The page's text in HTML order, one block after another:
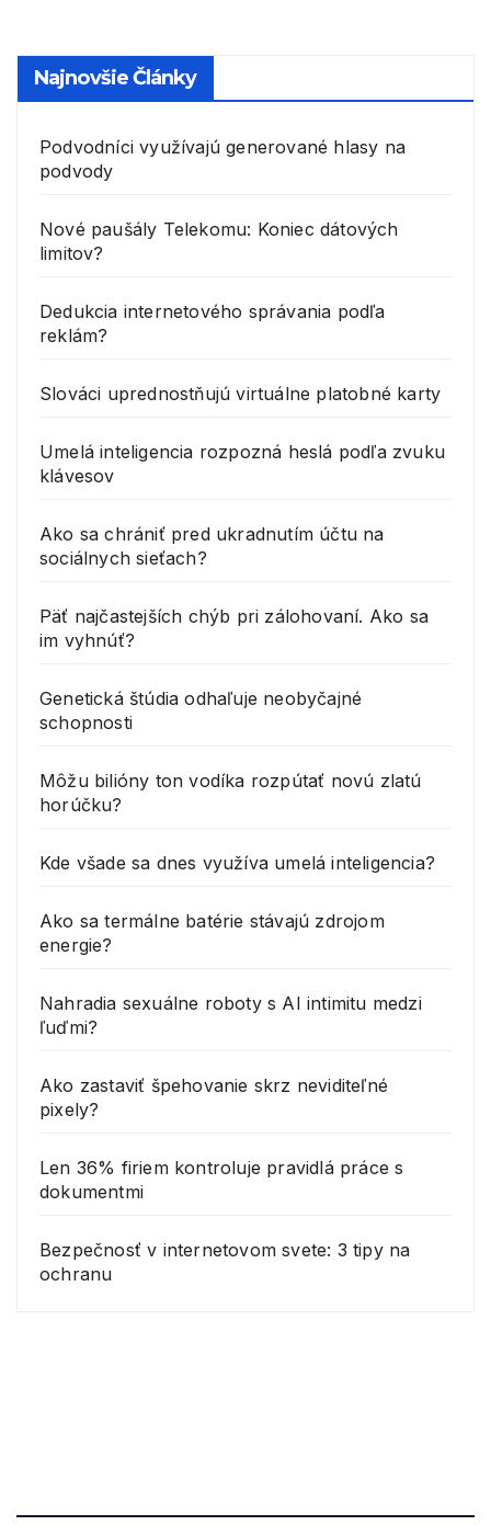
Najnovšie Články
Podvodníci využívajú generované hlasy na
podvody
Nové paušály Telekomu: Koniec dátových
limitov?
Dedukcia internetového správania podľa
reklám?
Slováci uprednostňujú virtuálne platobné karty
Umelá inteligencia rozpozná heslá podľa zvuku
klávesov
Ako sa chrániť pred ukradnutím účtu na
sociálnych sieťach?
Päť najčastejších chýb pri zálohovaní. Ako sa
im vyhnúť?
Genetická štúdia odhaľuje neobyčajné
schopnosti
Môžu bilióny ton vodíka rozpútať novú zlatú
horúčku?
Kde všade sa dnes využíva umelá inteligencia?
Ako sa termálne batérie stávajú zdrojom
energie?
Nahradia sexuálne roboty s AI intimitu medzi
ľuďmi?
Ako zastaviť špehovanie skrz neviditeľné
pixely?
Len 36% firiem kontroluje pravidlá práce s
dokumentmi
Bezpečnosť v internetovom svete: 3 tipy na
ochranu